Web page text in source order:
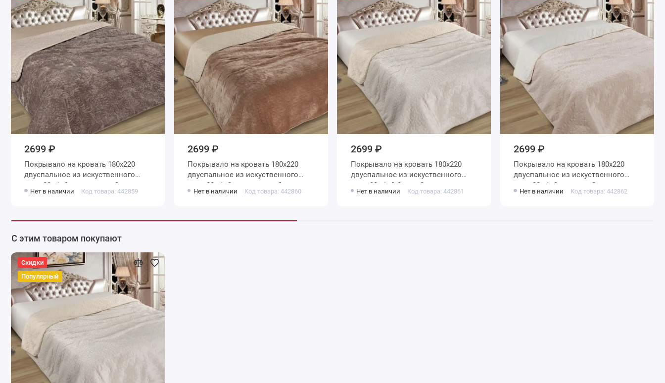
2699 ₽
Покрывало на кровать 180х220
двуспальное из искуственного
Marianna
Нет в наличии Код товара: 442859
2699 ₽
Покрывало на кровать 180х220
двуспальное из искуственного
Marianna
Нет в наличии Код товара: 442860
2699 ₽
Покрывало на кровать 180х220
двуспальное из искуственного
Marianna
Нет в наличии Код товара: 442861
2699 ₽
Покрывало на кровать 180х220
двуспальное из искуственного
Marianna
Нет в наличии Код товара: 442862
С этим товаром покупают
Скидки
Популярный